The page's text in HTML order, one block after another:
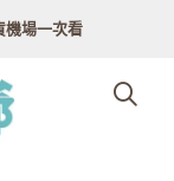
機場一次看